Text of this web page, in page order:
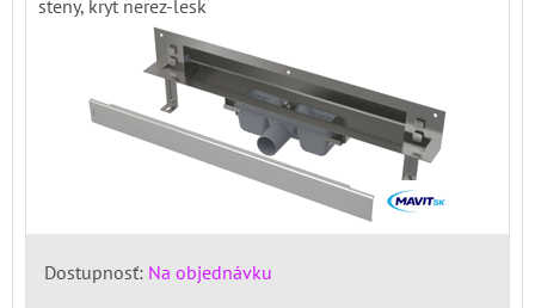
steny, kryt nerez-lesk
Dostupnosť: Na objednávku